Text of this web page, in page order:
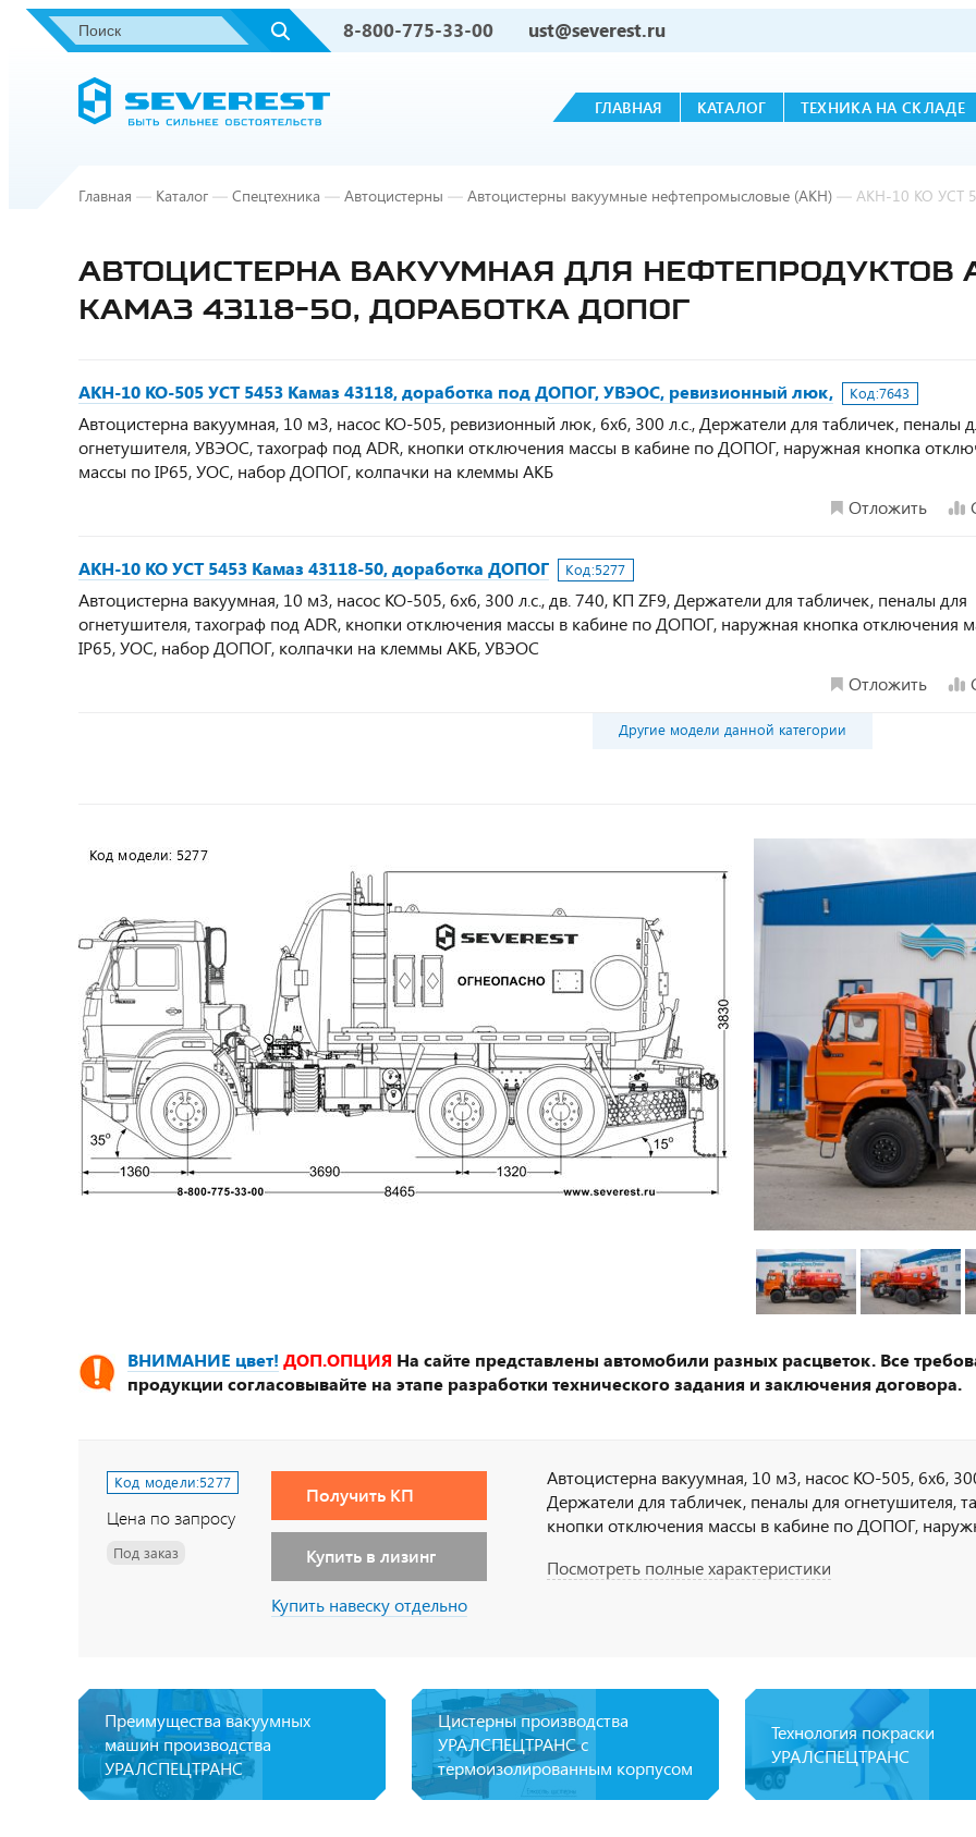
8-800-775-33-00 ust@severest.ru
ГЛАВНАЯ КАТАЛОГ ТЕХНИКА НА СКЛАДЕ
Главная — Каталог — Спецтехника — Автоцистерны — Автоцистерны вакуумные нефтепромысловые (АКН) — АКН-10 КО УСТ
АВТОЦИСТЕРНА ВАКУУМНАЯ ДЛЯ НЕФТЕПРОДУКТОВ
КАМАЗ 43118-50, ДОРАБОТКА ДОПОГ
АКН-10 КО-505 УСТ 5453 Камаз 43118, доработка под ДОПОГ, УВЭОС, ревизионный люк, Код:7643
Автоцистерна вакуумная, 10 м3, насос КО-505, ревизионный люк, 6х6, 300 л.с., Держатели для табличек, пеналы
огнетушителя, УВЭОС, тахограф под ADR, кнопки отключения массы в кабине по ДОПОГ, наружная кнопка
массы по IP65, УОС, набор ДОПОГ, колпачки на клеммы АКБ
Отложить
АКН-10 КО УСТ 5453 Камаз 43118-50, доработка ДОПОГ Код:5277
Автоцистерна вакуумная, 10 м3, насос КО-505, 6х6, 300 л.с., дв. 740, КП ZF9, Держатели для табличек, пеналы для
огнетушителя, тахограф под ADR, кнопки отключения массы в кабине по ДОПОГ, наружная кнопка отключения
IP65, УОС, набор ДОПОГ, колпачки на клеммы АКБ, УВЭОС
Отложить
Другие модели данной категории
ВНИМАНИЕ цвет! ДОП.ОПЦИЯ На сайте представлены автомобили разных расцветок. Все
продукции согласовывайте на этапе разработки технического задания и заключения договора.
Код модели:5277
Цена по запросу
Под заказ
Получить КП
Купить в лизинг
Купить навеску отдельно
Автоцистерна вакуумная, 10 м3, насос КО-505, 6х6,
Держатели для табличек, пеналы для огнетушителя,
кнопки отключения массы в кабине по ДОПОГ,
УВЭОС
Посмотреть полные характеристики
Преимущества вакуумных
машин производства
УРАЛСПЕЦТРАНС
Цистерны производства
УРАЛСПЕЦТРАНС с
термоизолированным корпусом
Технология покраски
УРАЛСПЕЦТРАНС